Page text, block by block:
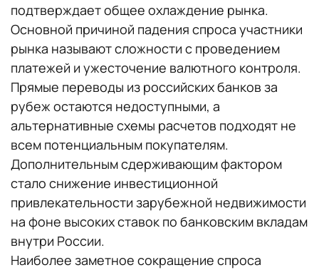
подтверждает общее охлаждение рынка.
Основной причиной падения спроса участники
рынка называют сложности с проведением
платежей и ужесточение валютного контроля.
Прямые переводы из российских банков за
рубеж остаются недоступными, а
альтернативные схемы расчетов подходят не
всем потенциальным покупателям.
Дополнительным сдерживающим фактором
стало снижение инвестиционной
привлекательности зарубежной недвижимости
на фоне высоких ставок по банковским вкладам
внутри России.
Наиболее заметное сокращение спроса